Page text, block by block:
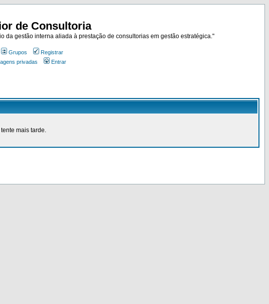
de Consultoria
gestão interna aliada à prestação de consultorias em gestão estratégica."
Grupos
Registrar
privadas Entrar
mais tarde.